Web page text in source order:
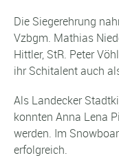
Die Siegerehrung
Vzbgm. Mathias
Hittler, StR. Peter
ihr Schitalent auch
Als Landecker
konnten Anna Lena
werden. Im
erfolgreich.